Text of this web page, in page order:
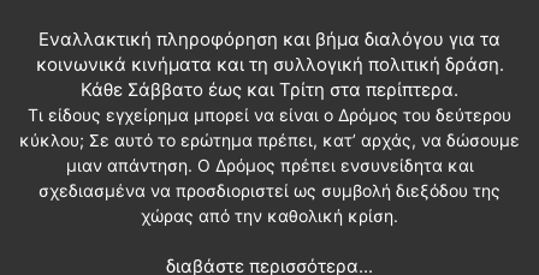
Εναλλακτική πληροφόρηση και βήμα διαλόγου για τα
κοινωνικά κινήματα και τη συλλογική πολιτική δράση.
Κάθε Σάββατο έως και Τρίτη στα περίπτερα.
Τι είδους εγχείρημα μπορεί να είναι ο Δρόμος του δεύτερου
κύκλου; Σε αυτό το ερώτημα πρέπει, κατ’ αρχάς, να δώσουμε
μιαν απάντηση. Ο Δρόμος πρέπει ενσυνείδητα και
σχεδιασμένα να προσδιοριστεί ως συμβολή διεξόδου της
χώρας από την καθολική κρίση.
διαβάστε περισσότερα...